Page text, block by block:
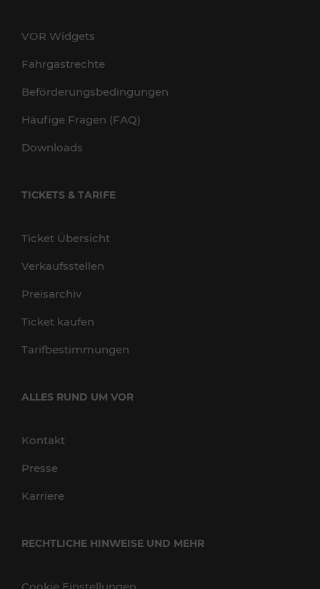
VOR Widgets
Fahrgastrechte
Beförderungsbedingungen
Häufige Fragen (FAQ)
Downloads
TICKETS & TARIFE
Ticket Übersicht
Verkaufsstellen
Preisarchiv
Ticket kaufen
Tarifbestimmungen
ALLES RUND UM VOR
Kontakt
Presse
Karriere
RECHTLICHE HINWEISE UND MEHR